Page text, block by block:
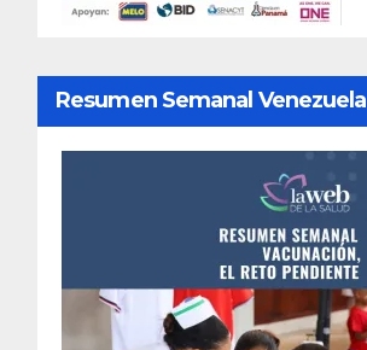
Resumen Semanal Venezuela